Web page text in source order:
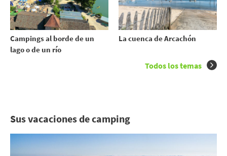
Campings al borde de un
lago o de un río
La cuenca de Arcachón
Todos los temas
Sus vacaciones de camping